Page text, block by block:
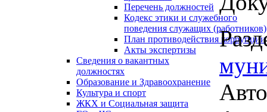
Перечень должностей
Кодекс этики и служебного
поведения служащих (работников)
План противодействия коррупции
Акты экспертизы
Сведения о вакантных
должностях
Образование и Здравоохранение
Культура и спорт
ЖКХ и Социальная защита